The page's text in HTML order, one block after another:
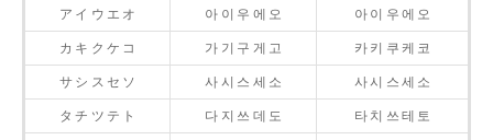
ア イ ウ エ オ 아 이 우 에 오 아 이 우 에 오
カ キ ク ケ コ 가 기 구 게 고 카 키 쿠 케 코
サ シ ス セ ソ 사 시 스 세 소 사 시 스 세 소
タ チ ツ テ ト 다 지 쓰 데 도 타 치 쓰 테 토